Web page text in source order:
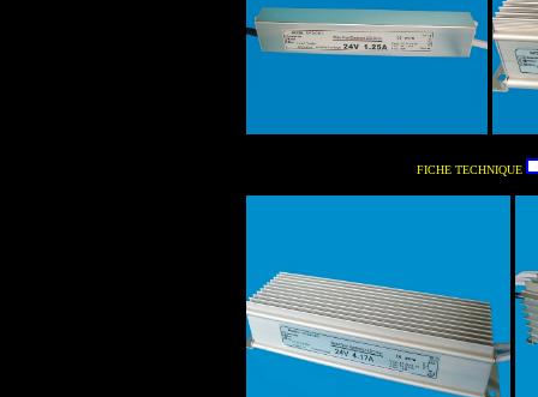
FICHE TECHNIQUE